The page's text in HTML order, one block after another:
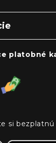
platobné
si bezplatnú